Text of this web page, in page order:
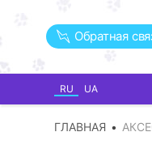
Обратная
RU UA
ГЛАВНАЯ